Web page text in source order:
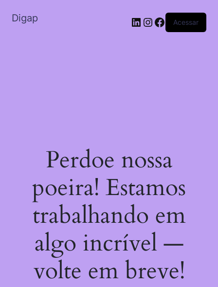
Digap Acessar
Perdoe nossa
poeira! Estamos
trabalhando em
algo incrível —
volte em breve!